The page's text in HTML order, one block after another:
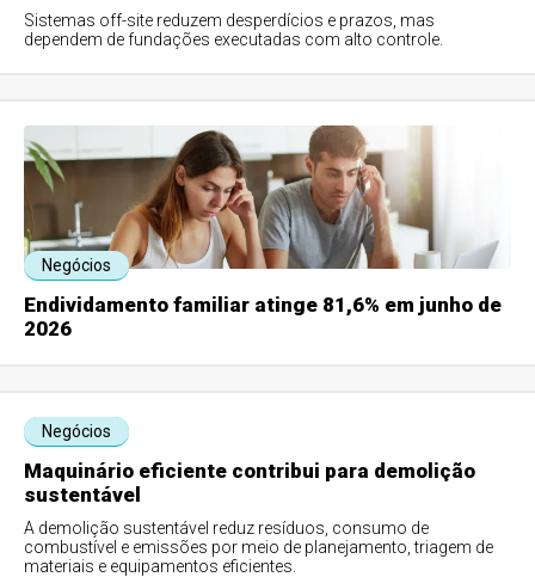
Sistemas off-site reduzem desperdícios e prazos, mas
dependem de fundações executadas com alto controle.
Negócios
Endividamento familiar atinge 81,6% em junho de
2026
Negócios
Maquinário eficiente contribui para demolição
sustentável
A demolição sustentável reduz resíduos, consumo de
combustível e emissões por meio de planejamento, triagem de
materiais e equipamentos eficientes.